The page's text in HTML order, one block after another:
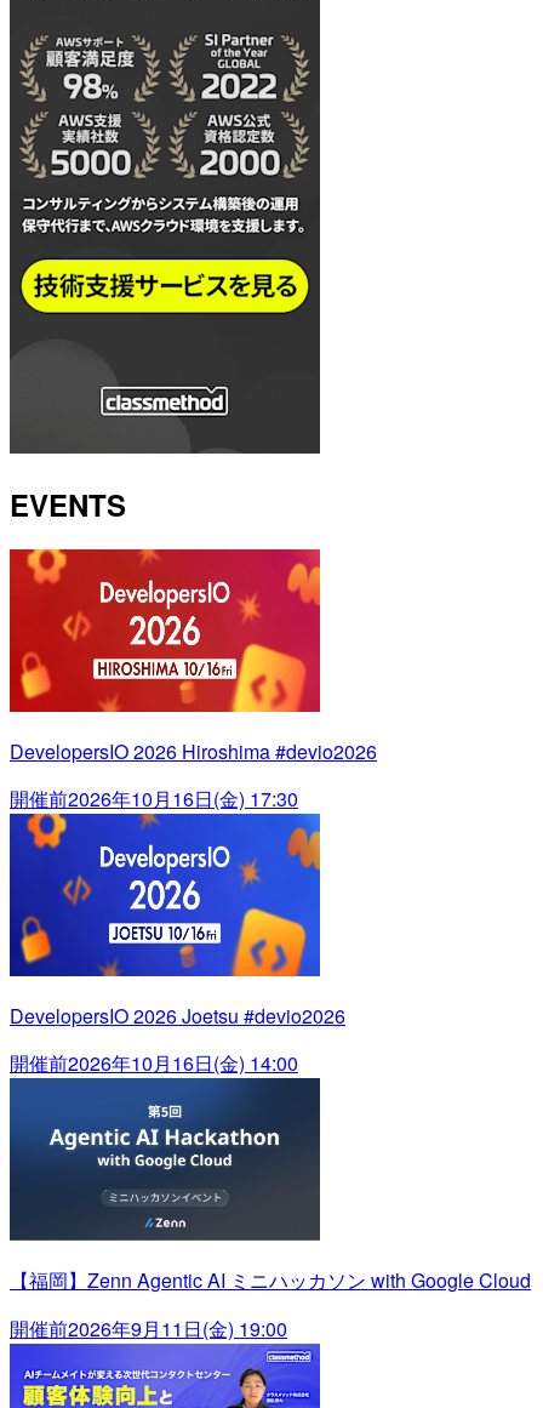
EVENTS
DevelopersIO 2026 Hiroshima #devio2026
開催前2026年10月16日(金) 17:30
DevelopersIO 2026 Joetsu #devio2026
開催前2026年10月16日(金) 14:00
【福岡】Zenn Agentic AI ミニハッカソン with Google Cloud
開催前2026年9月11日(金) 19:00